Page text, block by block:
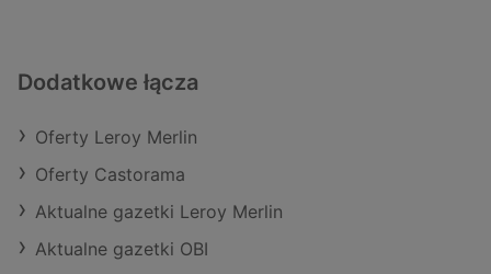
Dodatkowe łącza
Oferty Leroy Merlin
Oferty Castorama
Aktualne gazetki Leroy Merlin
Aktualne gazetki OBI